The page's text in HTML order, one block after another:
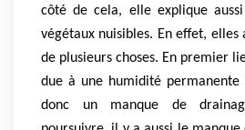
côté de cela, elle explique
végétaux nuisibles. En effet, elles
de plusieurs choses. En premier
due à une humidité
donc un manque de